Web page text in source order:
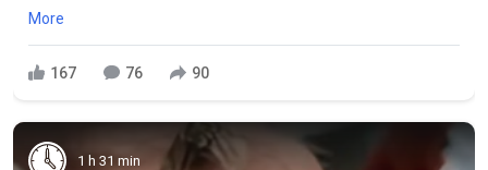
More
167 76 90
1 h 31 min